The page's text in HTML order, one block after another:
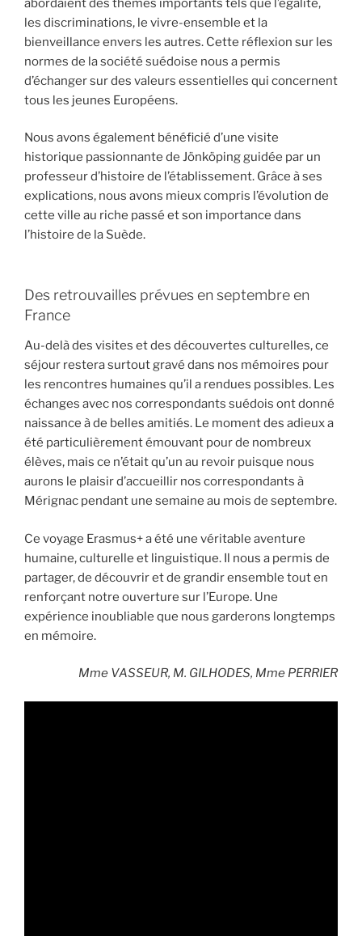
abordaient des thèmes importants tels que l’égalité,
les discriminations, le vivre-ensemble et la
bienveillance envers les autres. Cette réflexion sur les
normes de la société suédoise nous a permis
d’échanger sur des valeurs essentielles qui concernent
tous les jeunes Européens.
Nous avons également bénéficié d’une visite
historique passionnante de Jönköping guidée par un
professeur d’histoire de l’établissement. Grâce à ses
explications, nous avons mieux compris l’évolution de
cette ville au riche passé et son importance dans
l’histoire de la Suède.
Des retrouvailles prévues en septembre en
France
Au-delà des visites et des découvertes culturelles, ce
séjour restera surtout gravé dans nos mémoires pour
les rencontres humaines qu’il a rendues possibles. Les
échanges avec nos correspondants suédois ont donné
naissance à de belles amitiés. Le moment des adieux a
été particulièrement émouvant pour de nombreux
élèves, mais ce n’était qu’un au revoir puisque nous
aurons le plaisir d’accueillir nos correspondants à
Mérignac pendant une semaine au mois de septembre.
Ce voyage Erasmus+ a été une véritable aventure
humaine, culturelle et linguistique. Il nous a permis de
partager, de découvrir et de grandir ensemble tout en
renforçant notre ouverture sur l’Europe. Une
expérience inoubliable que nous garderons longtemps
en mémoire.
Mme VASSEUR, M. GILHODES, Mme PERRIER